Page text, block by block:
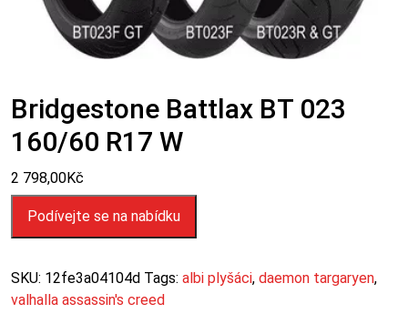
Bridgestone Battlax BT 023
160/60 R17 W
2 798,00Kč
Podívejte se na nabídku
SKU: 12fe3a04104d Tags: albi plyšáci, daemon targaryen,
valhalla assassin's creed